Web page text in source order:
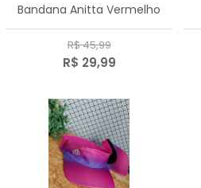
Bandana Anitta Vermelho
R$ 45,99
R$ 29,99